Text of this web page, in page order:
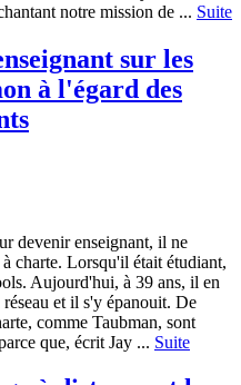
notre mission de ... Suite
sur les
à l'égard des
devenir enseignant, il ne
charte. Lorsqu'il était étudiant,
Aujourd'hui, à 39 ans, il en
et il s'y épanouit. De
comme Taubman, sont
que, écrit Jay ... Suite